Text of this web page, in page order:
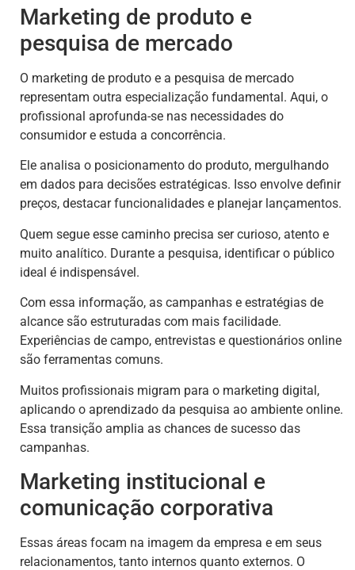
Marketing de produto e
pesquisa de mercado
O marketing de produto e a pesquisa de mercado
representam outra especialização fundamental. Aqui, o
profissional aprofunda-se nas necessidades do
consumidor e estuda a concorrência.
Ele analisa o posicionamento do produto, mergulhando
em dados para decisões estratégicas. Isso envolve definir
preços, destacar funcionalidades e planejar lançamentos.
Quem segue esse caminho precisa ser curioso, atento e
muito analítico. Durante a pesquisa, identificar o público
ideal é indispensável.
Com essa informação, as campanhas e estratégias de
alcance são estruturadas com mais facilidade.
Experiências de campo, entrevistas e questionários online
são ferramentas comuns.
Muitos profissionais migram para o marketing digital,
aplicando o aprendizado da pesquisa ao ambiente online.
Essa transição amplia as chances de sucesso das
campanhas.
Marketing institucional e
comunicação corporativa
Essas áreas focam na imagem da empresa e em seus
relacionamentos, tanto internos quanto externos. O